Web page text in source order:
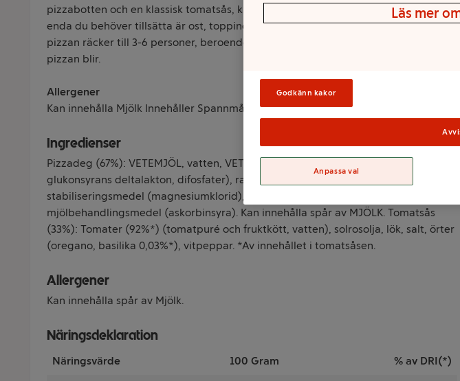
pizzabotten och en klassisk tomatsås, kryddad med örter och söta smålökar. Det
enda du behöver tillsätta är ost, topping och några stänk fantasi. Den färdiga
pizzan räcker till 3-6 personer, beroende på hur hungriga ni är – och hur god
pizzan blir.
Allergener
Kan innehålla Mjölk Innehåller Spannmål som innehåller gluten
Ingredienser
Pizzadeg (67%): VETEMJÖL, vatten, VETEGLUTEN, bakpulver (kaliumkarbonater,
glukonsyrans deltalakton, difosfater), rapsolja, etylalkohol, dextros, salt,
stabiliseringsmedel (magnesiumklorid), förtjockningsmedel (xantangummi).
mjölbehandlingsmedel (askorbinsyra). Kan innehålla spår av MJÖLK. Tomatsås
(33%): Tomater (92%*) (tomatpuré och fruktkött, vatten), solrosolja, lök, salt, örter
(oregano, basilika 0,03%*), vitpeppar. *Av innehållet i tomatsåsen.
Allergener
Kan innehålla spår av Mjölk.
Näringsdeklaration
Näringsvärde 100 Gram % av DRI(*)
Läs mer
Godkänn kakor
Anpassa val